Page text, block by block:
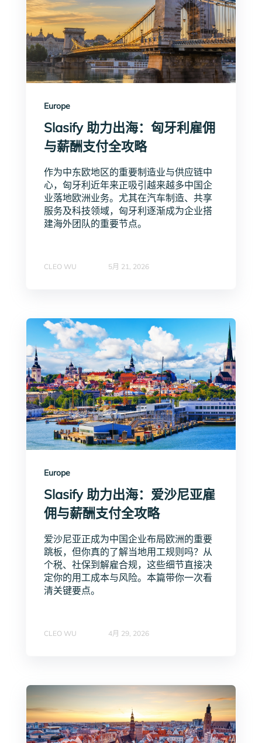
Europe
Slasify 助力出海：匈牙利雇佣
与薪酬支付全攻略
作为中东欧地区的重要制造业与供应链中
心，匈牙利近年来正吸引越来越多中国企
业落地欧洲业务。尤其在汽车制造、共享
服务及科技领域，匈牙利逐渐成为企业搭
建海外团队的重要节点。
CLEO WU 5月 21, 2026
Europe
Slasify 助力出海：爱沙尼亚雇
佣与薪酬支付全攻略
爱沙尼亚正成为中国企业布局欧洲的重要
跳板，但你真的了解当地用工规则吗？从
个税、社保到解雇合规，这些细节直接决
定你的用工成本与风险。本篇带你一次看
清关键要点。
CLEO WU 4月 29, 2026